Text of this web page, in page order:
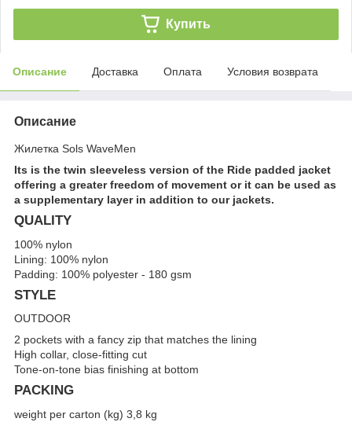
Купить
Описание Доставка Оплата Условия возврата
Описание
Жилетка Sols WaveMen
Its is the twin sleeveless version of the Ride padded jacket
offering a greater freedom of movement or it can be used as
a supplementary layer in addition to our jackets.
QUALITY
100% nylon
Lining: 100% nylon
Padding: 100% polyester - 180 gsm
STYLE
OUTDOOR
2 pockets with a fancy zip that matches the lining
High collar, close-fitting cut
Tone-on-tone bias finishing at bottom
PACKING
weight per carton (kg) 3,8 kg